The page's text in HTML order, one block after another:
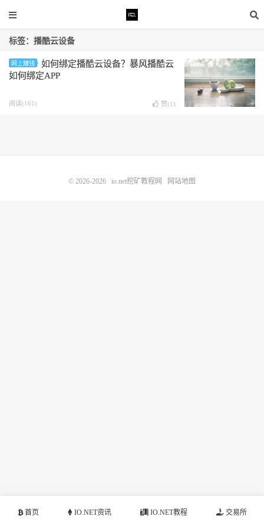
标签：播酷云设备
网上赚钱
如何绑定播酷云设备？暴风播酷云
如何绑定APP
阅读(161) 赞(1 )
首页 IO.NET资讯 IO.NET教程 交易所
© 2026-2026 io.net挖矿教程网 网站地图